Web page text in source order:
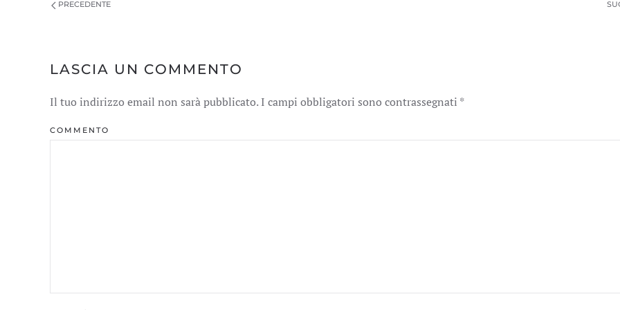
PRECEDENTE
LASCIA UN COMMENTO
Il tuo indirizzo email non sarà pubblicato. I campi obbligatori sono contrassegnati *
COMMENTO